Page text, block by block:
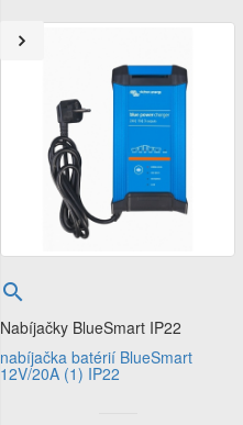

Nabíjačky BlueSmart IP22
nabíjačka batérií BlueSmart
12V/20A (1) IP22